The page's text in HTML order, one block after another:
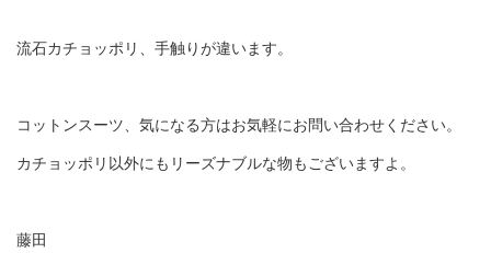
流石カチョッポリ、手触りが違います。
コットンスーツ、気になる方はお気軽にお問い合わせください。
カチョッポリ以外にもリーズナブルな物もございますよ。
藤田